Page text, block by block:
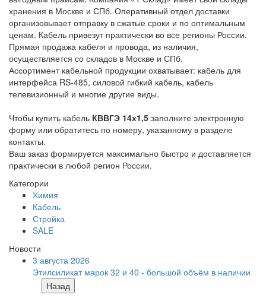
хранения в Москве и СПб. Оперативный отдел доставки
организовывает отправку в сжатые сроки и по оптимальным
ценам. Кабель привезут практически во все регионы России.
Прямая продажа кабеля и провода, из наличия,
осуществляется со складов в Москве и СПб.
Ассортимент кабельной продукции охватывает: кабель для
интерфейса RS-485, силовой гибкий кабель, кабель
телевизионный и многие другие виды.
Чтобы купить кабель КВВГЭ 14х1,5 заполните электронную
форму или обратитесь по номеру, указанному в разделе
контакты.
Ваш заказ формируется максимально быстро и доставляется
практически в любой регион России.
Категории
Химия
Кабель
Стройка
SALE
Новости
3 августа 2026
Этилсиликат марок 32 и 40 - большой объём в наличии
Назад